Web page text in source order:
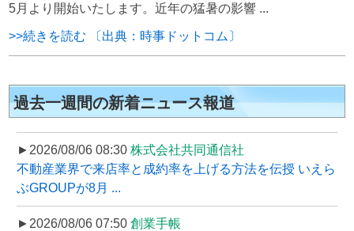
5月より開始いたします。近年の猛暑の影響 ...
>>続きを読む 〔出典：時事ドットコム〕
過去一週間の新着ニュース報道
►2026/08/06 08:30 株式会社共同通信社
不動産業界で来店率と成約率を上げる方法を伝授 いえら
ぶGROUPが8月 ...
►2026/08/06 07:50 創業手帳